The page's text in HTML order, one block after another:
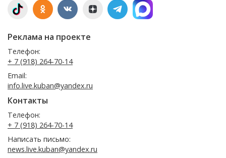
Реклама на проекте
Телефон:
+ 7 (918) 264-70-14
Email:
info.live.kuban@yandex.ru
Контакты
Телефон:
+ 7 (918) 264-70-14
Написать письмо:
news.live.kuban@yandex.ru